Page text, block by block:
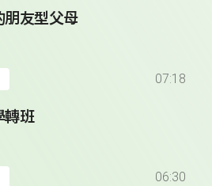
朋友型父母
07:18
轉班
06:30